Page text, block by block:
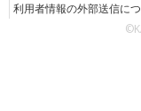
利用者情報の外部送信に